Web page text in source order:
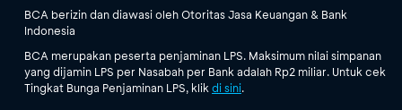
BCA berizin dan diawasi oleh Otoritas Jasa Keuangan & Bank
Indonesia
BCA merupakan peserta penjaminan LPS. Maksimum nilai simpanan
yang dijamin LPS per Nasabah per Bank adalah Rp2 miliar. Untuk cek
Tingkat Bunga Penjaminan LPS, klik di sini.